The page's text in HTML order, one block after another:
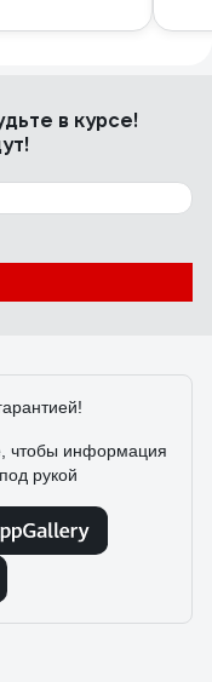
в курсе!
чтобы информация
рукой